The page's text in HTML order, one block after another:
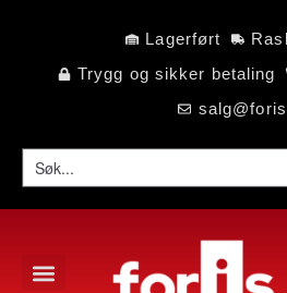
Lagerført
Trygg og sikker betaling